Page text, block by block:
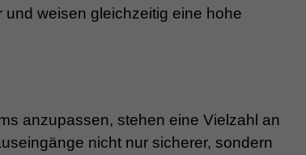
weisen gleichzeitig eine hohe
anzupassen, stehen eine Vielzahl an
nicht nur sicherer, sondern